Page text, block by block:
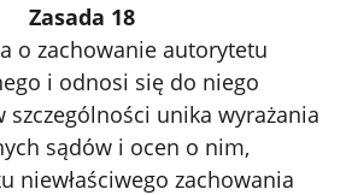
Zasada 18
o zachowanie autorytetu
i odnosi się do niego
szczególności unika wyrażania
sądów i ocen o nim,
niewłaściwego zachowania